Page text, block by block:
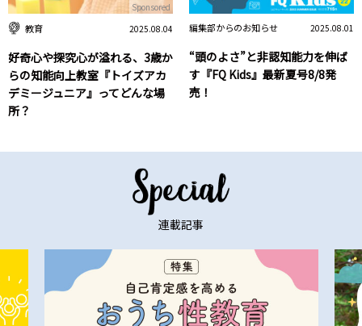
教育 2025.08.04
好奇心や探究心が溢れる、3歳か
らの知能向上教室『トイズアカ
デミージュニア』ってどんな場
所？
Sponsored
編集部からのお知らせ 2025.08.01
“頭のよさ”と非認知能力を伸ば
す『FQ Kids』最新夏号8/8発
売！
連載記事